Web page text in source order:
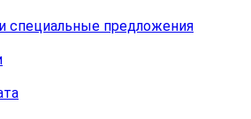
специальные предложения